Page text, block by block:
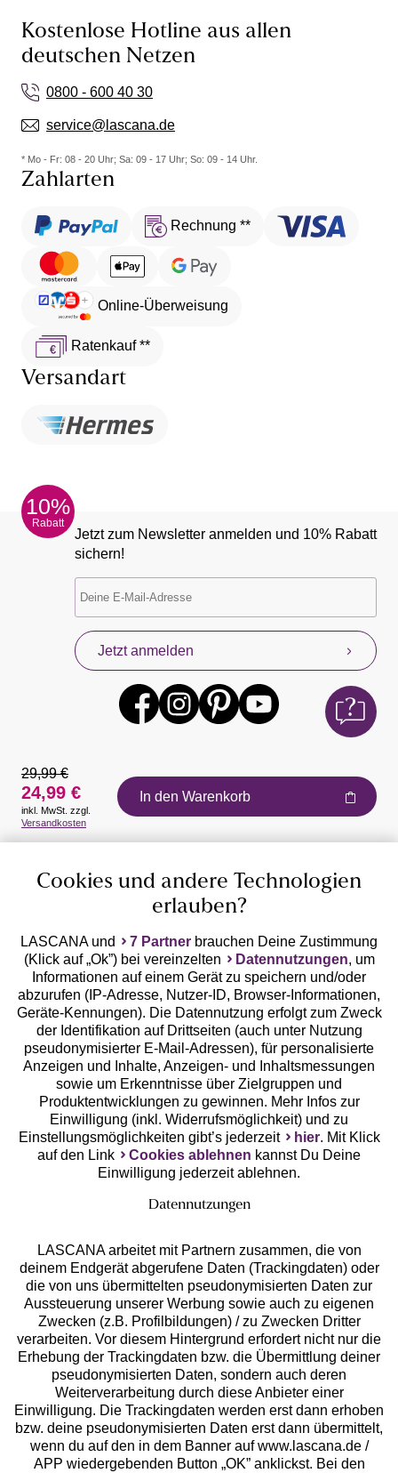
Kostenlose Hotline aus allen
deutschen Netzen
0800 - 600 40 30
service@lascana.de
* Mo - Fr: 08 - 20 Uhr; Sa: 09 - 17 Uhr; So: 09 - 14 Uhr.
Zahlarten
Rechnung **
Online-Überweisung
Ratenkauf **
Versandart
10%
Rabatt
Jetzt zum Newsletter anmelden und 10% Rabatt
sichern!
Jetzt anmelden
Auszeichnungen
Geprüfte Sicherheit
Unsere Apps
Services
Beratung
Über uns
Rechtliches
29,99 €
24,99 €
inkl. MwSt. zzgl.
Versandkosten
In den Warenkorb
Cookies und andere Technologien
erlauben?
LASCANA und 7 Partner brauchen Deine Zustimmung
(Klick auf „Ok”) bei vereinzelten
Datennutzungen, um
Informationen auf einem Gerät zu speichern und/oder
abzurufen (IP-Adresse, Nutzer-ID, Browser-Informationen,
Geräte-Kennungen). Die Datennutzung erfolgt zum Zweck
der Identifikation auf Drittseiten (auch unter Nutzung
pseudonymisierter E-Mail-Adressen), für personalisierte
Anzeigen und Inhalte, Anzeigen- und Inhaltsmessungen
sowie um Erkenntnisse über Zielgruppen und
Produktentwicklungen zu gewinnen. Mehr Infos zur
Einwilligung (inkl. Widerrufsmöglichkeit) und zu
Einstellungsmöglichkeiten gibt’s jederzeit
hier. Mit Klick
auf den Link
Cookies ablehnen kannst Du Deine
Einwilligung jederzeit ablehnen.
Datennutzungen
LASCANA arbeitet mit Partnern zusammen, die von
deinem Endgerät abgerufene Daten (Trackingdaten) oder
die von uns übermittelten pseudonymisierten Daten zur
Aussteuerung unserer Werbung sowie auch zu eigenen
Zwecken (z.B. Profilbildungen) / zu Zwecken Dritter
verarbeiten. Vor diesem Hintergrund erfordert nicht nur die
Erhebung der Trackingdaten bzw. die Übermittlung deiner
pseudonymisierten Daten, sondern auch deren
Weiterverarbeitung durch diese Anbieter einer
Einwilligung. Die Trackingdaten werden erst dann erhoben
bzw. deine pseudonymisierten Daten erst dann übermittelt,
wenn du auf den in dem Banner auf www.lascana.de /
APP wiedergebenden Button „OK” anklickst. Bei den